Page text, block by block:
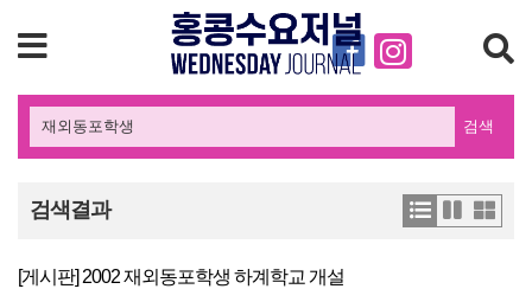
검색
검색결과
[게시판] 2002 재외동포학생 하계학교 개설